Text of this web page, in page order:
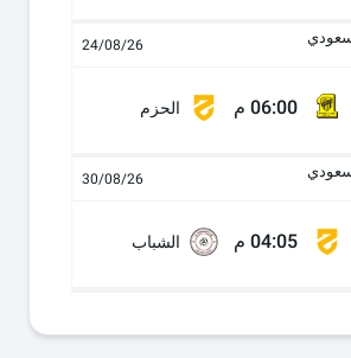
24/08/26
06:00 م الحزم
30/08/26
04:05 م الشباب